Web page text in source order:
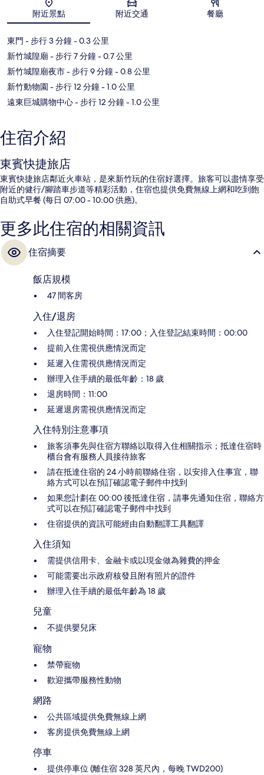
地圖
附近景點 附近交通 餐廳
東門 - 步行 3 分鐘- 0.3 公里
新竹城隍廟 - 步行 7 分鐘- 0.7 公里
新竹城隍廟夜市- 步行 9 分鐘- 0.8 公里
新竹動物園 - 步行 12 分鐘- 1.0 公里
遠東巨城購物中心- 步行 12 分鐘- 1.0 公里
住宿介紹
東賓快捷旅店
東賓快捷旅店鄰近火車站，是來新竹玩的住宿好選擇。旅客可以盡情享受
附近的健行/腳踏車步道等精彩活動，住宿也提供免費無線上網和吃到飽
自助式早餐 (每日 07:00 - 10:00 供應)。
更多此住宿的相關資訊
住宿摘要
飯店規模
47 間客房
入住/退房
入住登記開始時間：17:00；入住登記結束時間：00:00
提前入住需視供應情況而定
延遲入住需視供應情況而定
辦理入住手續的最低年齡：18 歲
退房時間：11:00
延遲退房需視供應情況而定
入住特別注意事項
旅客須事先與住宿方聯絡以取得入住相關指示；抵達住宿時
櫃台會有服務人員接待旅客
請在抵達住宿的 24 小時前聯絡住宿，以安排入住事宜，聯
絡方式可以在預訂確認電子郵件中找到
如果您計劃在 00:00 後抵達住宿，請事先通知住宿，聯絡方
式可以在預訂確認電子郵件中找到
住宿提供的資訊可能經由自動翻譯工具翻譯
入住須知
需提供信用卡、金融卡或以現金做為雜費的押金
可能需要出示政府核發且附有照片的證件
辦理入住手續的最低年齡為 18 歲
兒童
不提供嬰兒床
寵物
禁帶寵物
歡迎攜帶服務性動物
網路
公共區域提供免費無線上網
客房提供免費無線上網
停車
提供停車位 (離住宿 328 英尺內，每晚 TWD200)